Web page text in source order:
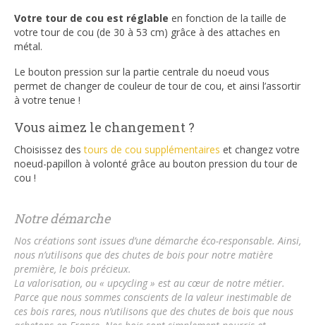
Votre tour de cou est réglable en fonction de la taille de
votre tour de cou (de 30 à 53 cm) grâce à des attaches en
métal.
Le bouton pression sur la partie centrale du noeud vous
permet de changer de couleur de tour de cou, et ainsi l’assortir
à votre tenue !
Vous aimez le changement ?
Choisissez des tours de cou supplémentaires et changez votre
noeud-papillon à volonté grâce au bouton pression du tour de
cou !
Notre démarche
Nos créations sont issues d’une démarche éco-responsable. Ainsi,
nous n’utilisons que des chutes de bois pour notre matière
première, le bois précieux.
La valorisation, ou « upcycling » est au cœur de notre métier.
Parce que nous sommes conscients de la valeur inestimable de
ces bois rares, nous n’utilisons que des chutes de bois que nous